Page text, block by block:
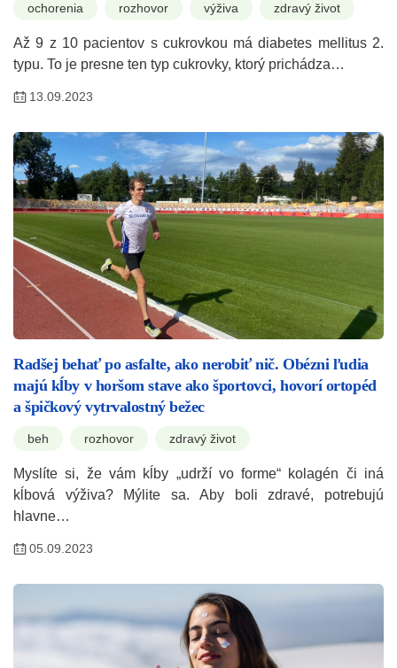
ochorenia rozhovor výživa zdravý život
Až 9 z 10 pacientov s cukrovkou má diabetes mellitus 2.
typu. To je presne ten typ cukrovky, ktorý prichádza…
13.09.2023
Radšej behať po asfalte, ako nerobiť nič. Obézni ľudia
majú kĺby v horšom stave ako športovci, hovorí ortopéd
a špičkový vytrvalostný bežec
beh rozhovor zdravý život
Myslíte si, že vám kĺby „udrží vo forme“ kolagén či iná
kĺbová výživa? Mýlite sa. Aby boli zdravé, potrebujú
hlavne…
05.09.2023